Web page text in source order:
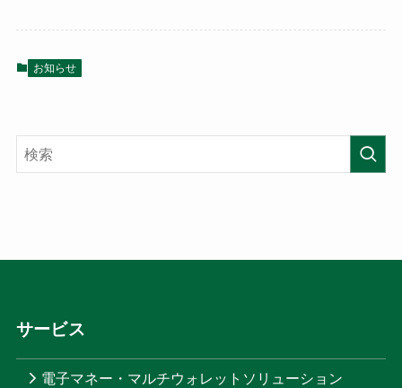
お知らせ
サービス
電子マネー・マルチウォレットソリューション